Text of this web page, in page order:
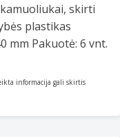
skirti
plastikas
mm Pakuotė: 6 vnt.
informacija gali skirtis